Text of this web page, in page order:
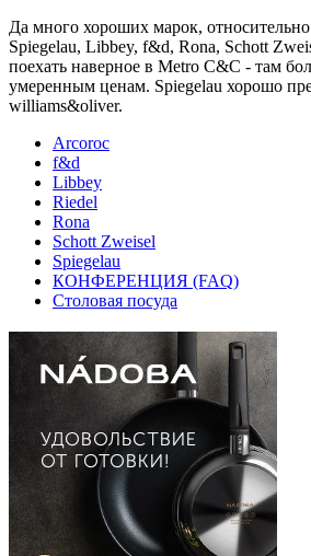
Да много хороших марок,
Spiegelau, Libbey, f&d, Rona, Schott
поехать наверное в Metro C&C - там
умеренным ценам. Spiegelau хорошо
williams&oliver.
Arcoroc
f&d
Libbey
Riedel
Rona
Schott Zweisel
Spiegelau
КОНФЕРЕНЦИЯ (FAQ)
Столовая посуда